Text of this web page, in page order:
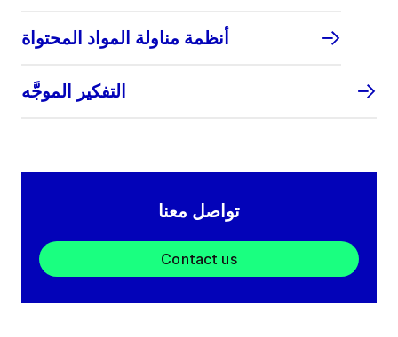
أنظمة مناولة المواد المحتواة
التفكير الموجَّه
تواصل معنا
Contact us